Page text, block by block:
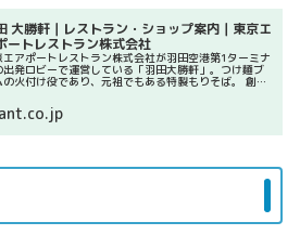
大勝軒｜レストラン・ショップ案内｜東京エ
ートレストラン株式会社
エアポートレストラン株式会社が羽田空港第1ターミナ
出発ロビーで運営している「羽田大勝軒」。つけ麺ブ
の火付け役であり、元祖でもある特製もりそば。 創業
ください。